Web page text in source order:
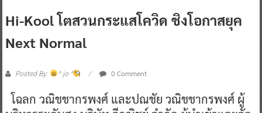
Hi-Kool โตสวนกระแสโควิด ชิงโอกาสยุค
Next Normal
Posted By: ^ jo ^ 0 Comment
โฉลก วณิชชากรพงศ์ และปณชัย วณิชชากรพงศ์ ผู้